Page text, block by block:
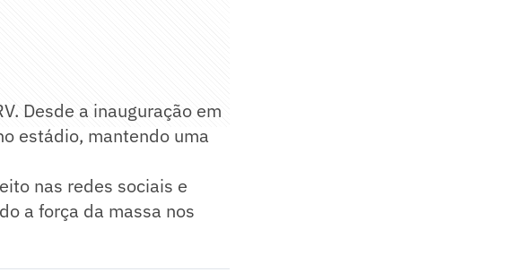
Desde a inauguração em
estádio, mantendo uma
nas redes sociais e
a força da massa nos